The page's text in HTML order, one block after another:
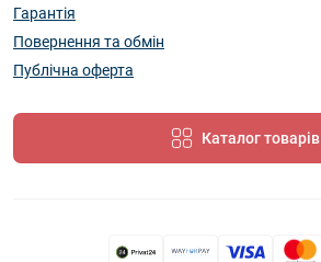
Гарантія
Повернення та обмін
Публічна оферта
Каталог товарів